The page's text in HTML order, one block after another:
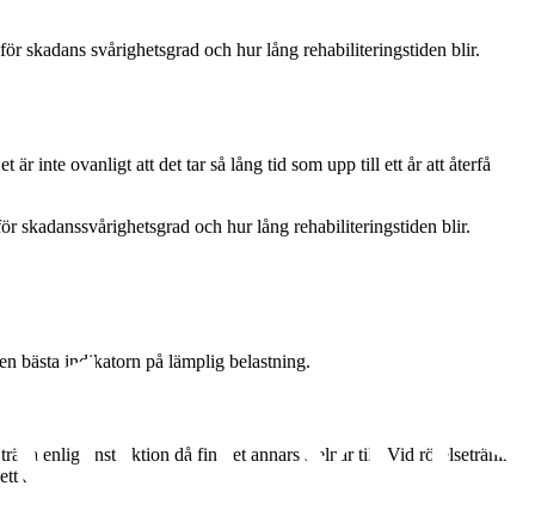
skadans svårighetsgrad och hur lång rehabiliteringstiden blir.
är inte ovanligt att det tar så lång tid som upp till ett år att återfå
skadanssvårighetsgrad och hur lång rehabiliteringstiden blir.
bästa indikatorn på lämplig belastning.
enligt instruktion då fingret annars stelnar till. Vid rörelseträning
år.